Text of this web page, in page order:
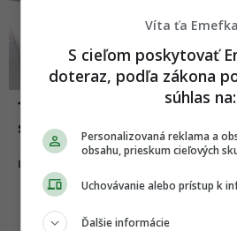
15 šokujúcich prípadov,
správali ako tí najväčší
ĽUDIA
Víta ťa
S cieľom poskytovať
doteraz, podľa zákona
súhlas na:
Personalizovaná reklama a
obsahu, prieskum cieľových
Uchovávanie alebo prístup k
Ďalšie informácie